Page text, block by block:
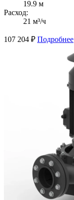
19.9 м
Расход:
21 м³/ч
107 204 ₽ Подробнее